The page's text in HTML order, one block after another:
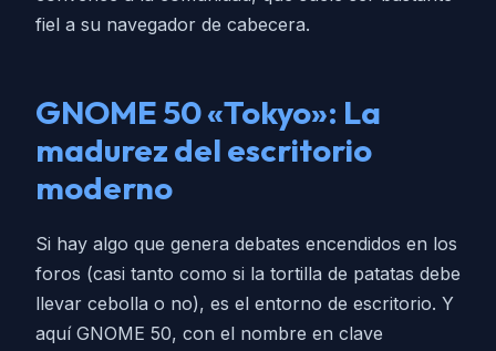
fiel a su navegador de cabecera.
GNOME 50 «Tokyo»: La
madurez del escritorio
moderno
Si hay algo que genera debates encendidos en los
foros (casi tanto como si la tortilla de patatas debe
llevar cebolla o no), es el entorno de escritorio. Y
aquí GNOME 50, con el nombre en clave